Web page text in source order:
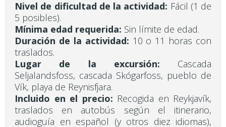
Nivel de dificultad de la actividad: Fácil (1 de
5 posibles).
Mínima edad requerida: Sin límite de edad.
Duración de la actividad: 10 o 11 horas con
traslados.
Lugar de la excursión: Cascada
Seljalandsfoss, cascada Skógarfoss, pueblo de
Vík, playa de Reynisfjara.
Incluido en el precio: Recogida en Reykjavík,
traslados en autobús según el itinerario,
audioguía en español (y otros diez idiomas),